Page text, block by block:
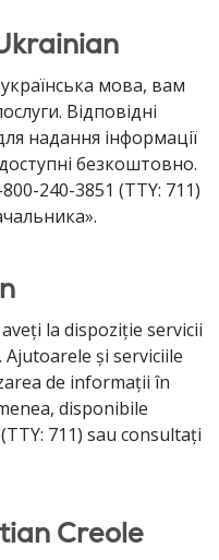
мова, вам
Відповідні
надання інформації
безкоштовно.
240-3851 (TTY: 711)
la dispoziție servicii
și serviciile
de informații în
disponibile
711) sau consultați
Creole